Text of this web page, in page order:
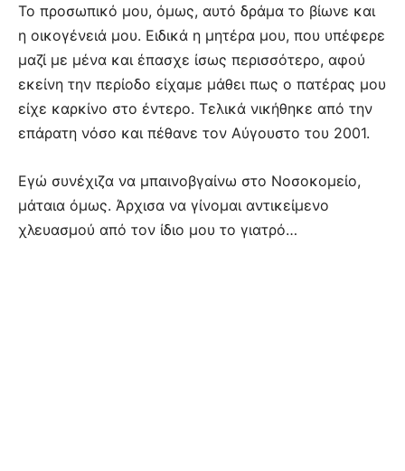
Το προσωπικό μου, όμως, αυτό δράμα το βίωνε και
η οικογένειά μου. Ειδικά η μητέρα μου, που υπέφερε
μαζί με μένα και έπασχε ίσως περισσότερο, αφού
εκείνη την περίοδο είχαμε μάθει πως ο πατέρας μου
είχε καρκίνο στο έντερο. Τελικά νικήθηκε από την
επάρατη νόσο και πέθανε τον Αύγουστο του 2001.
Εγώ συνέχιζα να μπαινοβγαίνω στο Νοσοκομείο,
μάταια όμως. Άρχισα να γίνομαι αντικείμενο
χλευασμού από τον ίδιο μου το γιατρό…